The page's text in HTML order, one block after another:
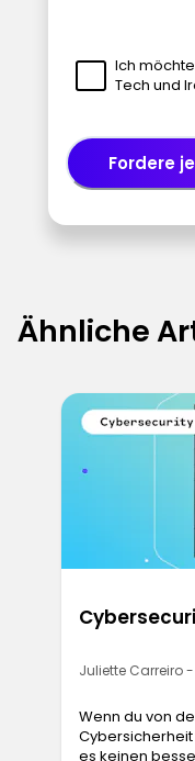
Ich
Tech und
Fordere
Ähnliche
Juliette Carreiro
Wenn du von
es keinen